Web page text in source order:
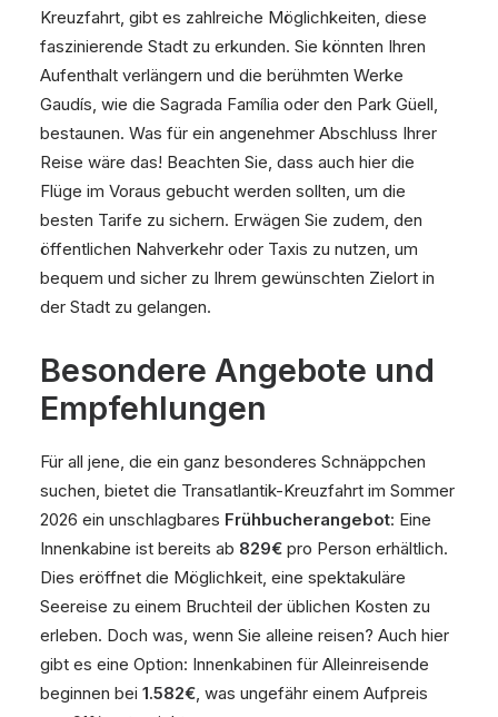
Kreuzfahrt, gibt es zahlreiche Möglichkeiten, diese
faszinierende Stadt zu erkunden. Sie könnten Ihren
Aufenthalt verlängern und die berühmten Werke
Gaudís, wie die Sagrada Família oder den Park Güell,
bestaunen. Was für ein angenehmer Abschluss Ihrer
Reise wäre das! Beachten Sie, dass auch hier die
Flüge im Voraus gebucht werden sollten, um die
besten Tarife zu sichern. Erwägen Sie zudem, den
öffentlichen Nahverkehr oder Taxis zu nutzen, um
bequem und sicher zu Ihrem gewünschten Zielort in
der Stadt zu gelangen.
Besondere Angebote und
Empfehlungen
Für all jene, die ein ganz besonderes Schnäppchen
suchen, bietet die Transatlantik-Kreuzfahrt im Sommer
2026 ein unschlagbares Frühbucherangebot: Eine
Innenkabine ist bereits ab 829€ pro Person erhältlich.
Dies eröffnet die Möglichkeit, eine spektakuläre
Seereise zu einem Bruchteil der üblichen Kosten zu
erleben. Doch was, wenn Sie alleine reisen? Auch hier
gibt es eine Option: Innenkabinen für Alleinreisende
beginnen bei 1.582€, was ungefähr einem Aufpreis